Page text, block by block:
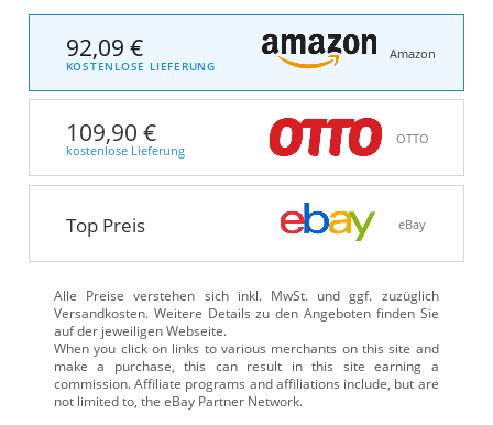
92,09 €
KOSTENLOSE LIEFERUNG
Amazon
109,90 €
kostenlose Lieferung
OTTO
Top Preis eBay
Alle Preise verstehen sich inkl. MwSt. und ggf. zuzüglich
Versandkosten. Weitere Details zu den Angeboten finden Sie
auf der jeweiligen Webseite.